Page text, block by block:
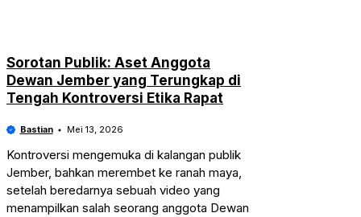
Sorotan Publik: Aset Anggota
Dewan Jember yang Terungkap di
Tengah Kontroversi Etika Rapat
Bastian Mei 13, 2026
Kontroversi mengemuka di kalangan publik
Jember, bahkan merembet ke ranah maya,
setelah beredarnya sebuah video yang
menampilkan salah seorang anggota Dewan